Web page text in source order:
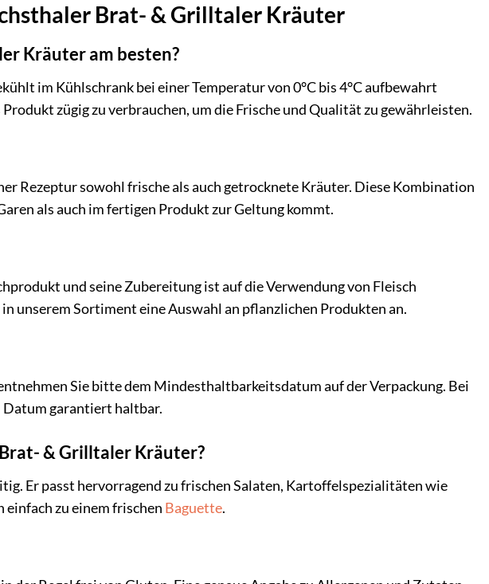
Brat- & Grilltaler Kräuter
Kräuter am besten?
im Kühlschrank bei einer Temperatur von 0°C bis 4°C aufbewahrt
zügig zu verbrauchen, um die Frische und Qualität zu gewährleisten.
Rezeptur sowohl frische als auch getrocknete Kräuter. Diese Kombination
als auch im fertigen Produkt zur Geltung kommt.
und seine Zubereitung ist auf die Verwendung von Fleisch
unserem Sortiment eine Auswahl an pflanzlichen Produkten an.
Sie bitte dem Mindesthaltbarkeitsdatum auf der Verpackung. Bei
Datum garantiert haltbar.
& Grilltaler Kräuter?
Er passt hervorragend zu frischen Salaten, Kartoffelspezialitäten wie
einfach zu einem frischen Baguette.